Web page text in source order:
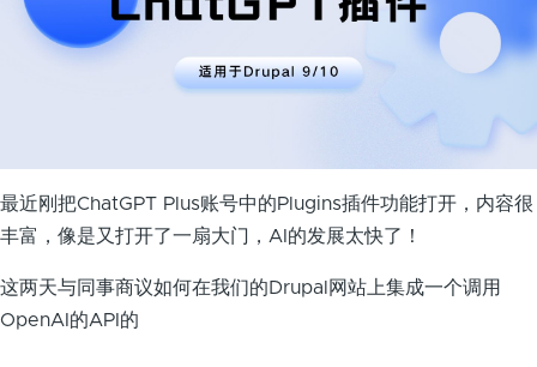
最近刚把ChatGPT Plus账号中的Plugins插件功能打开，内容很
丰富，像是又打开了一扇大门，AI的发展太快了！
这两天与同事商议如何在我们的Drupal网站上集成一个调用
OpenAI的API的